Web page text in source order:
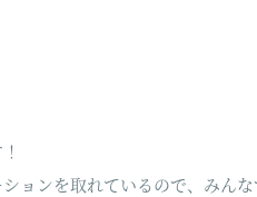
ョンを取れているので、みん